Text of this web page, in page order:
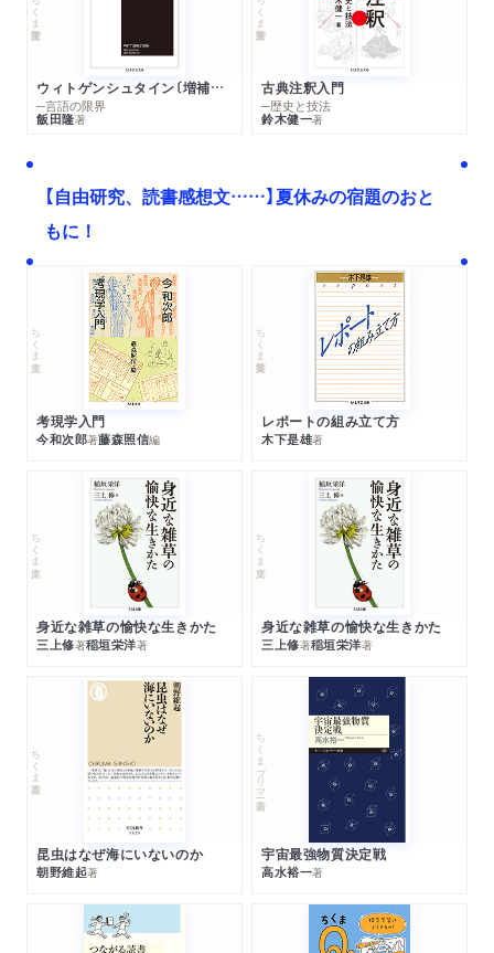
ウィトゲンシュタイン〔増補新版〕
─言語の限界
飯田隆著
古典注釈入門
─歴史と技法
鈴木健一著
【自由研究、読書感想文……】夏休みの宿題のおと
もに！
ちくま文庫
考現学入門
今和次郎著藤森照信編
ちくま学芸文庫
レポートの組み立て方
木下是雄著
ちくま文庫
身近な雑草の愉快な生きかた
三上修著稲垣栄洋著
ちくま文庫
身近な雑草の愉快な生きかた
三上修著稲垣栄洋著
ちくま新書
昆虫はなぜ海にいないのか
朝野維起著
ちくまプリマー新書
宇宙最強物質決定戦
高水裕一著